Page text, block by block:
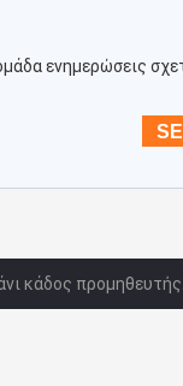
ενημερώσεις
κάδος προμηθευτής.